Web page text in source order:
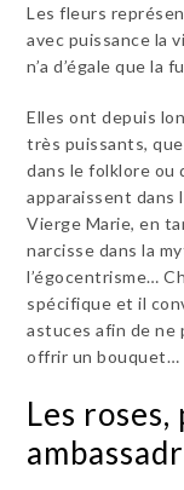
Les fleurs
avec puissance la
n’a d’égale que la
Elles ont depuis
très puissants,
dans le folklore ou
apparaissent dans
Vierge Marie, en
narcisse dans la
l’égocentrisme…
spécifique et il
astuces afin de ne
offrir un bouquet…
Les